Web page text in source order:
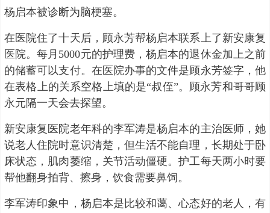
杨启本被诊断为脑梗塞。
在医院住了十天后，顾永芳帮杨启本联系上了新安康复
医院。每月5000元的护理费，杨启本的退休金加上之前
的储蓄可以支付。在医院办事的文件是顾永芳签字，他
在表格上的关系空格上填的是“叔侄”。顾永芳和哥哥顾
永元隔一天会去探望。
新安康复医院老年科的李军涛是杨启本的主治医师，她
说老人住院时意识清楚，但生活不能自理，长期处于卧
床状态，肌肉萎缩，关节活动僵硬。护工每天两小时要
帮他翻身拍背、擦身，饮食需要鼻饲。
李军涛印象中，杨启本是比较和蔼、心态好的老人，有